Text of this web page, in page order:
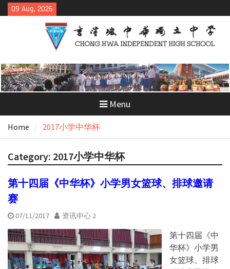
Skip
to
09 Aug, 2026
Menu
Home 2017小学中华杯
Category: 2017小学中华杯
第十四届《中华杯》小学男女篮球、排球邀请
赛
07/11/2017 资讯中心 2
第十四届《中
华杯》小学男
女篮球、排球